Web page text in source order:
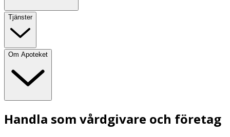
Tjänster
Om Apoteket
Handla som vårdgivare och företag